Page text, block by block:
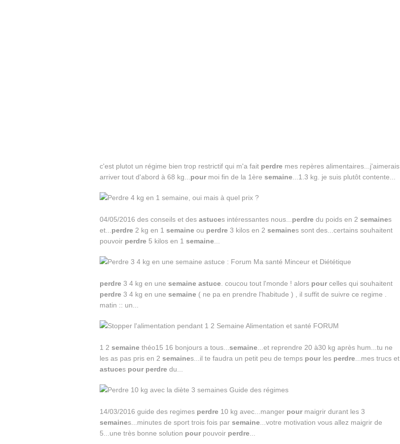
c'est plutot un régime bien trop restrictif qui m'a fait perdremes repères alimentaires...j'aimerais
arriver tout d'abord à 68 kg... pourmoi fin de la 1ère semaine...1.3 kg. je suis plutôt contente...
04/05/2016 des conseils et des astuces intéressantes nous... perdredu poids en 2 semaines
et... perdre2 kg en 1 semaineou perdre3 kilos en 2 semaines sont des...certains souhaitent
pouvoir perdre5 kilos en 1 semaine...
perdre3 4 kg en une semaine astuce. coucou tout l'monde ! alors pourcelles qui souhaitent
perdre3 4 kg en une semaine( ne pa en prendre l'habitude ) , il suffit de suivre ce regime .
matin :: un...
1 2 semainethéo15 16 bonjours a tous... semaine...et reprendre 20 à30 kg après hum...tu ne
les as pas pris en 2 semaines...il te faudra un petit peu de temps pourles perdre...mes trucs et
astuces pour perdredu...
14/03/2016 guide des regimes perdre10 kg avec...manger pourmaigrir durant les 3
semaines...minutes de sport trois fois par semaine...votre motivation vous allez maigrir de
5...une très bonne solution pourpouvoir perdre...